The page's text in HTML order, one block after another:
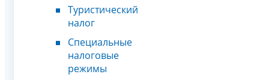
Туристический
налог
Специальные
налоговые
режимы